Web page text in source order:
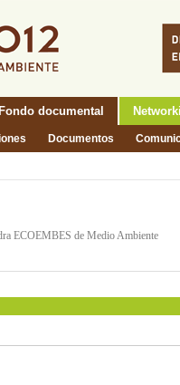
Fondo documental
Documentos
ECOEMBES de Medio Ambiente